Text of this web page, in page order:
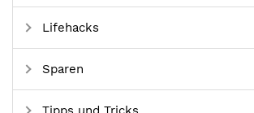
Lifehacks
Sparen